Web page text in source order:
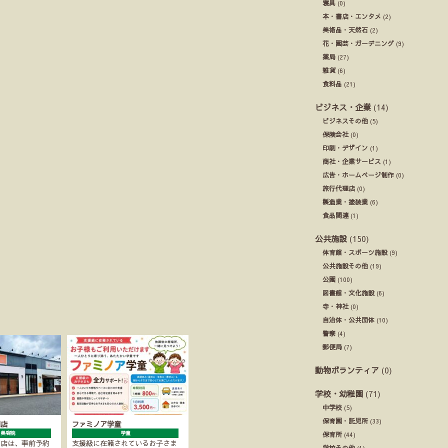
容院
は、事前予約
ファミノア学童
学童
支援級に在籍されているお子さま
寝具 (0)
本・書店・エンタメ (2)
美術品・天然石 (2)
花・園芸・ガーデニング (9)
薬局 (27)
雑貨(6)
食料品 (21)
ビジネス・企業 (14)
ビジネスその他 (5)
保険会社(0)
印刷・デザイン (1)
商社・企業サービス (1)
広告・ホームページ制作 (0)
旅行代理店 (0)
製造業・塗装業 (6)
食品関連 (1)
公共施設 (150)
体育館・スポーツ施設(9)
公共施設その他 (19)
公園 (100)
図書館・文化施設(6)
寺・神社(0)
自治体・公共団体 (10)
警察 (4)
郵便局 (7)
動物ボランティア (0)
学校・幼稚園 (71)
中学校 (5)
保育園・託児所(33)
保育所(44)